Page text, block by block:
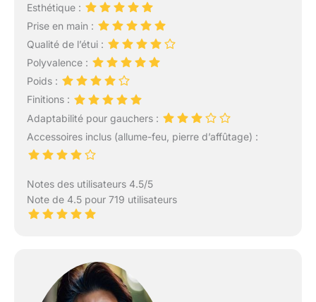
Esthétique :
Prise en main :
Qualité de l’étui :
Polyvalence :
Poids :
Finitions :
Adaptabilité pour gauchers :
Accessoires inclus (allume-feu, pierre d’affûtage) :
Notes des utilisateurs 4.5/5
Note de 4.5 pour 719 utilisateurs